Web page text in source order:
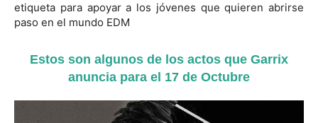
etiqueta para apoyar a los jóvenes que quieren abrirse
paso en el mundo EDM
Estos son algunos de los actos que Garrix
anuncia para el 17 de Octubre